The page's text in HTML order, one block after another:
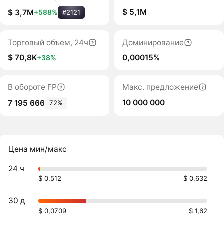
$ 3,7M+588% #2121
$ 5,1M
Торговый объем, 24ч
$ 70,8K+38%
Доминирование
0,00015%
В обороте FP
7 195 666 72%
Макс. предложение
10 000 000
Цена мин/макс
24 ч
$ 0,512 $ 0,632
30 д
$ 0,0709 $ 1,62